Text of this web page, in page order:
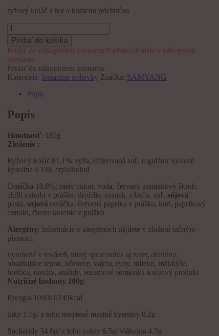
ryžový koláč s hot a kuracou príchuťou
množstvo
Samyang
Buldak
Hot
Chicken
Flavor
Topokki
Pridať do košíka
Pridať do nákupnému zoznamuProdukt už máte v nákupnom
zozname
Pridať do nákupnému zoznamu
Kategória: Instantné polievky Značka: SAMYANG
Popis
Popis
Hmotnosť: 185g
Zloženie :
Ryžový koláč 81,1%: ryža, rafinovaná soľ, regulátor kyslosti
kyselina E330, etylalkohol
Omáčka 18,9%: biely cukor, voda, červený zemiakový škrob,
chilli extrakt v prášku, droždie, cesnak, cibuľa, soľ, sójová
pasta, sójová omáčka, červená paprika v prášku, kari, paprikový
extrakt, čierne korenie v prášku
Alergény: Informácie o alergénoch nájdete v zložení tučným
písmom.
vyrobené v továreň, ktorý spracováva aj zeler, obilniny
obsahujúce lepok, kôrovce, vajcia, ryby, mlieko, mäkkýše,
horčica, orechy, arašidy, sezamové semienka a sójový produkt
Nutričné hodnoty 100g:
Energia 1040kJ/249kcal
tuky 1.1g/ z toho nasýtené mastné kyseliny 0.2g
Sacharidy 54.6g/ z toho cukry 6.5g/ vláknina 4.3g